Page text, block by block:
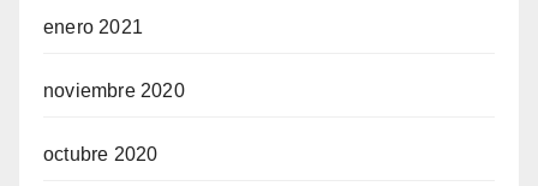
enero 2021
noviembre 2020
octubre 2020